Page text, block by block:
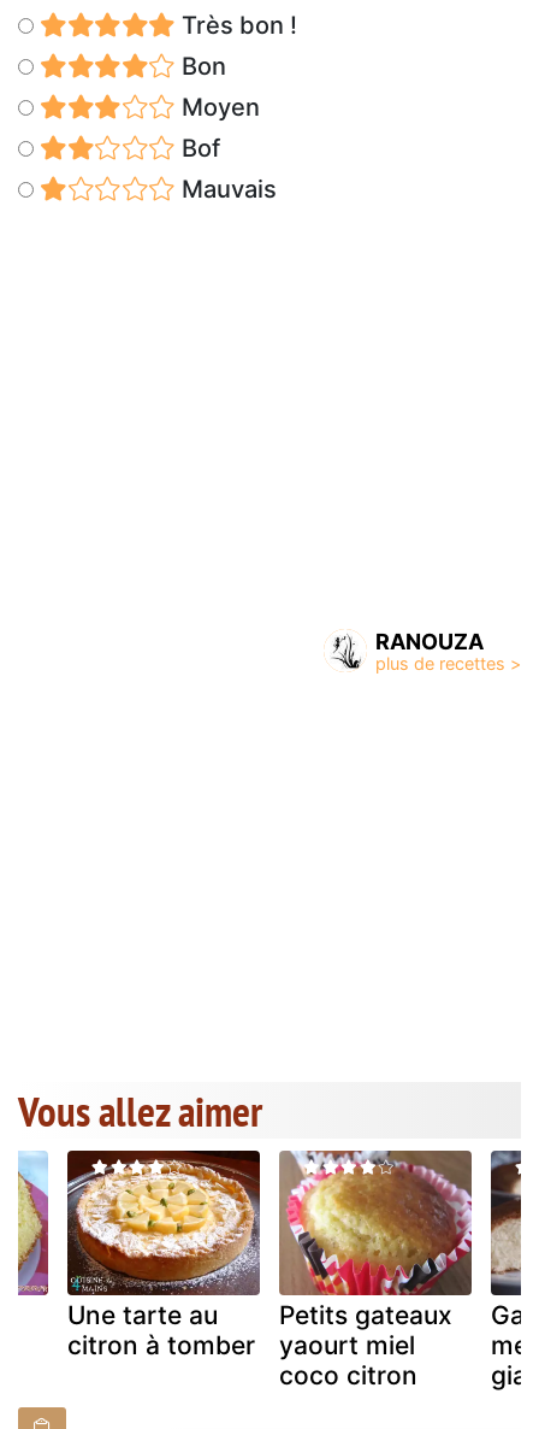
Très bon !
Bon
Moyen
Bof
Mauvais
RANOUZA
Vous allez aimer
Une tarte au
citron à tomber
Petits gateaux
yaourt miel
coco citron